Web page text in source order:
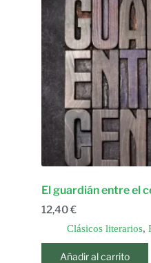
El guardián entre el
12,40€
Clásicos literarios,
Añadir al carrito